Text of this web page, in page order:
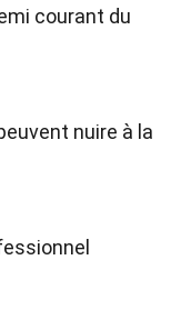
courant du
nuire à la